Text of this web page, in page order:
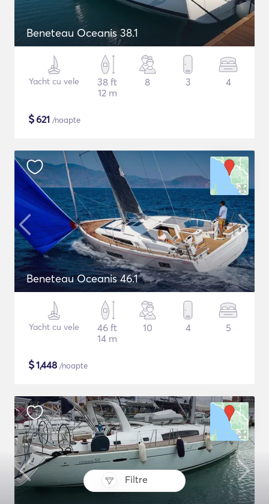
Filtre
Beneteau Oceanis 38.1
Yacht cu vele
38 ft
12 m
8 3 4
$621 /noapte
Beneteau Oceanis 46.1
Yacht cu vele
46 ft
14 m
10 4 5
$1,448 /noapte